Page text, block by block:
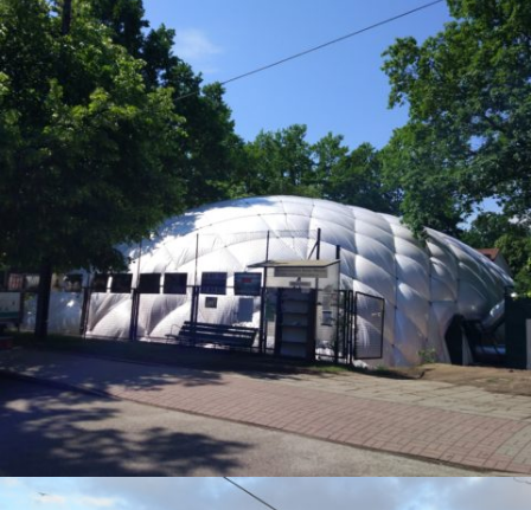
05 – 2018 / HALA PNEUMATYCZNA I BOISKO
WIELOFUNKCYJNE – SZKOŁA PODSTAWOWA NR 77 W
WARSZAWIE.
01 - HALE PNEUMATYCZNE